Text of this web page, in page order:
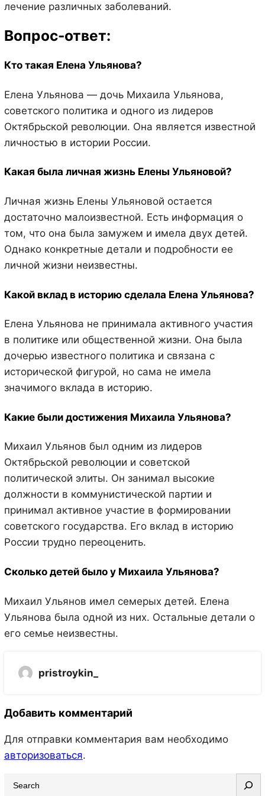
лечение различных заболеваний.
Вопрос-ответ:
Кто такая Елена Ульянова?
Елена Ульянова — дочь Михаила Ульянова,
советского политика и одного из лидеров
Октябрьской революции. Она является известной
личностью в истории России.
Какая была личная жизнь Елены Ульяновой?
Личная жизнь Елены Ульяновой остается
достаточно малоизвестной. Есть информация о
том, что она была замужем и имела двух детей.
Однако конкретные детали и подробности ее
личной жизни неизвестны.
Какой вклад в историю сделала Елена Ульянова?
Елена Ульянова не принимала активного участия
в политике или общественной жизни. Она была
дочерью известного политика и связана с
исторической фигурой, но сама не имела
значимого вклада в историю.
Какие были достижения Михаила Ульянова?
Михаил Ульянов был одним из лидеров
Октябрьской революции и советской
политической элиты. Он занимал высокие
должности в коммунистической партии и
принимал активное участие в формировании
советского государства. Его вклад в историю
России трудно переоценить.
Сколько детей было у Михаила Ульянова?
Михаил Ульянов имел семерых детей. Елена
Ульянова была одной из них. Остальные детали о
его семье неизвестны.
pristroykin_
Добавить комментарий
Для отправки комментария вам необходимо
авторизоваться.